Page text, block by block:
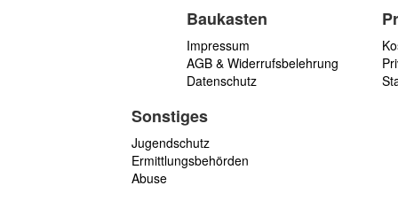
Baukasten
Impressum
AGB & Widerrufsbelehrung
Datenschutz
Sonstiges
Jugendschutz
Ermittlungsbehörden
Abuse